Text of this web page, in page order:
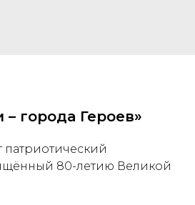
– города Героев»
патриотический
80-летию Великой